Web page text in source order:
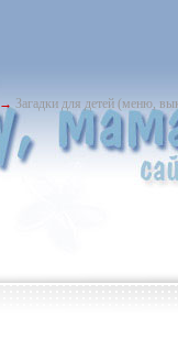
→ Загадки для детей (меню,